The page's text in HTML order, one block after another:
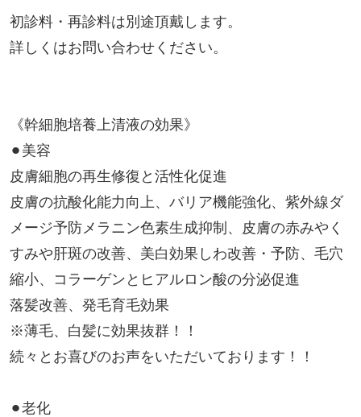
初診料・再診料は別途頂戴します。
詳しくはお問い合わせください。
《幹細胞培養上清液の効果》
⚫︎美容
皮膚細胞の再生修復と活性化促進
皮膚の抗酸化能力向上、バリア機能強化、紫外線ダ
メージ予防メラニン色素生成抑制、皮膚の赤みやく
すみや肝斑の改善、美白効果しわ改善・予防、毛穴
縮小、コラーゲンとヒアルロン酸の分泌促進
落髪改善、発毛育毛効果
※薄毛、白髪に効果抜群！！
続々とお喜びのお声をいただいております！！
⚫︎老化